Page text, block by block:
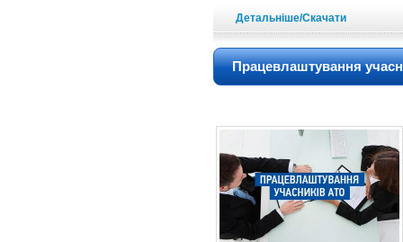
Детальніше/Скачати
Працевлаштування